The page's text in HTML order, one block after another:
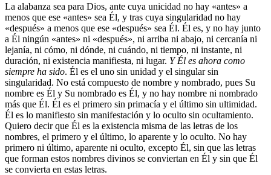
La alabanza sea para Dios, ante cuya unicidad no hay «antes» a
menos que ese «antes» sea Él, y tras cuya singularidad no hay
«después» a menos que ese «después» sea Él. Él es, y no hay junto
a Él ningún «antes» ni «después», ni arriba ni abajo, ni cercanía ni
lejanía, ni cómo, ni dónde, ni cuándo, ni tiempo, ni instante, ni
duración, ni existencia manifiesta, ni lugar. Y Él es ahora como
siempre ha sido. Él es el uno sin unidad y el singular sin
singularidad. No está compuesto de nombre y nombrado, pues Su
nombre es Él y Su nombrado es Él, y no hay nombre ni nombrado
más que Él. Él es el primero sin primacía y el último sin ultimidad.
Él es lo manifiesto sin manifestación y lo oculto sin ocultamiento.
Quiero decir que Él es la existencia misma de las letras de los
nombres, el primero y el último, lo aparente y lo oculto. No hay
primero ni último, aparente ni oculto, excepto Él, sin que las letras
que forman estos nombres divinos se conviertan en Él y sin que Él
se convierta en estas letras.